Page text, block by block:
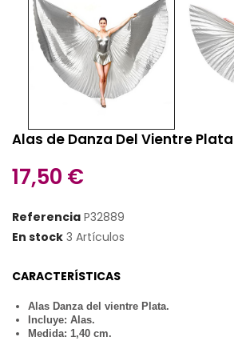
Alas de Danza Del Vientre
17,50 €
Referencia P32889
En stock 3 Artículos
CARACTERÍSTICAS
Alas Danza del vientre Plata.
Incluye: Alas.
Medida: 1,40 cm.